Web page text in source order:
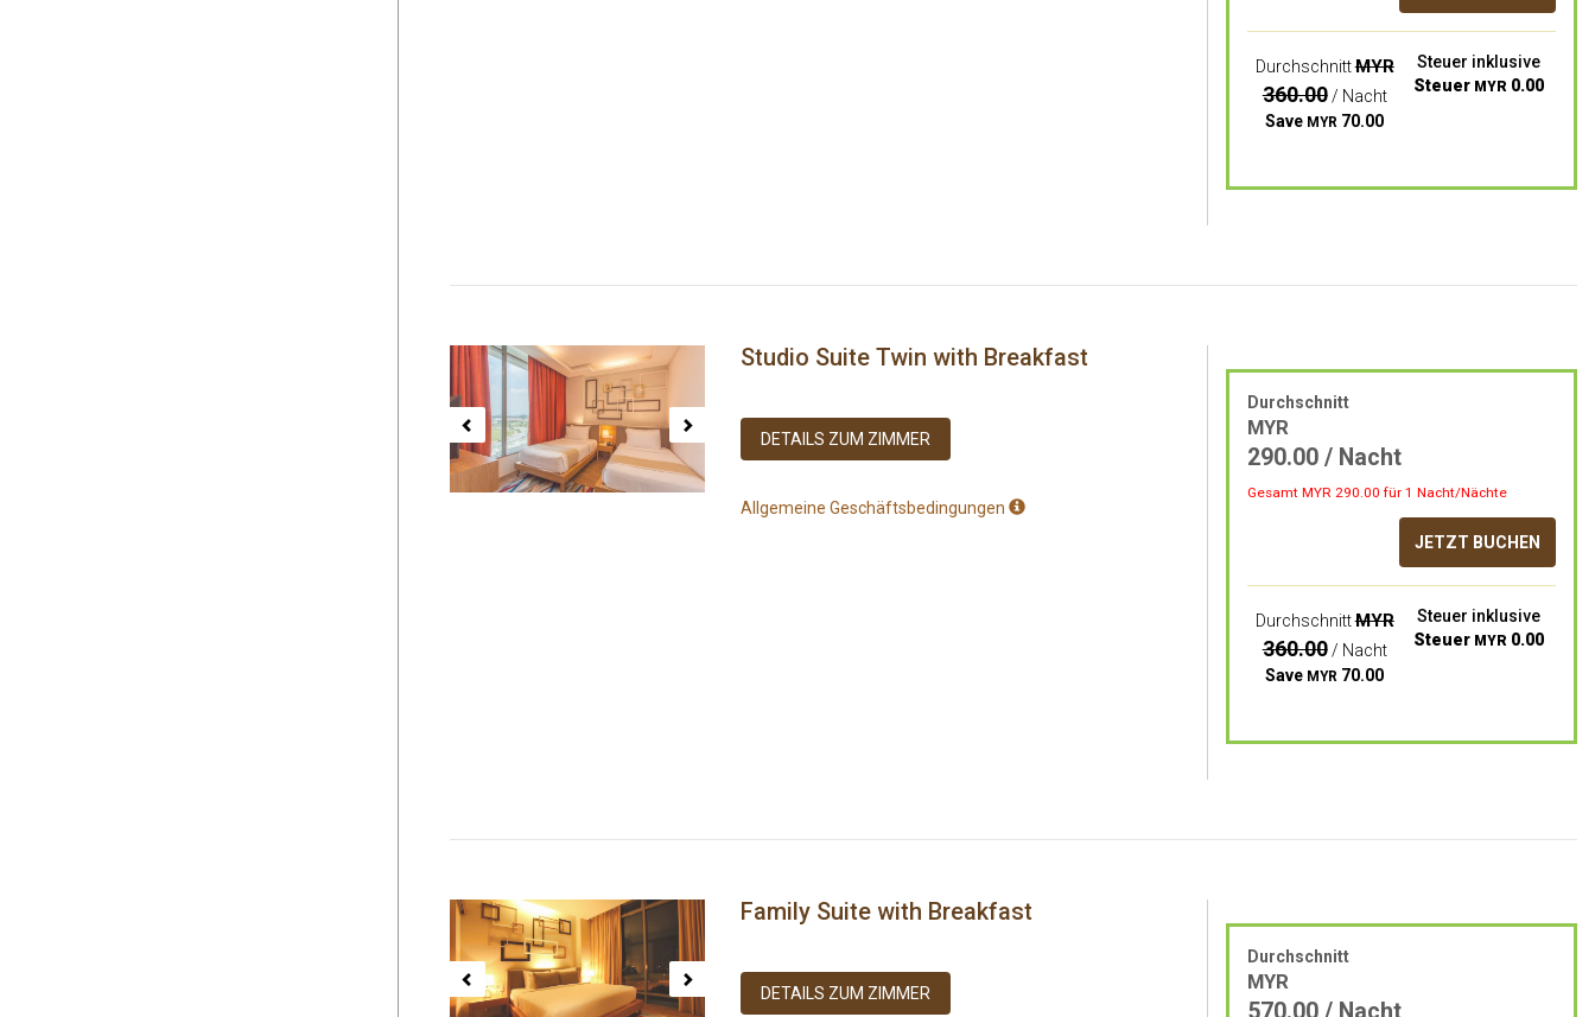
DurchschnittMYR
360.00/ Nacht
Save MYR 70.00
Steuer inklusive
Steuer MYR 0.00
Previous Studio Suite Twin with Breakfast
DETAILS ZUM ZIMMER
Allgemeine Geschäftsbedingungen
Durchschnitt
MYR
290.00/ Nacht
Gesamt MYR290.00für 1 Nacht/Nächte
JETZT BUCHEN
DurchschnittMYR
360.00/ Nacht
Save MYR 70.00
Steuer inklusive
Steuer MYR 0.00
Previous Next Family Suite with Breakfast
DETAILS ZUM ZIMMER
Durchschnitt
MYR